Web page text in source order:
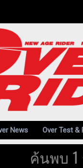
News Over Test &
ค้นพบ 1